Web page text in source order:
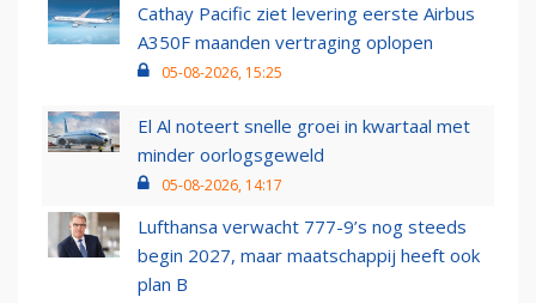
Cathay Pacific ziet levering eerste Airbus
A350F maanden vertraging oplopen
05-08-2026, 15:25
El Al noteert snelle groei in kwartaal met
minder oorlogsgeweld
05-08-2026, 14:17
Lufthansa verwacht 777-9’s nog steeds
begin 2027, maar maatschappij heeft ook
plan B